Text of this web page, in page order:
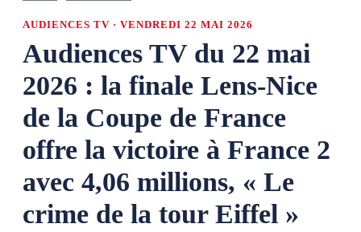
AUDIENCES TV · VENDREDI 22 MAI 2026
Audiences TV du 22 mai
2026 : la finale Lens-Nice
de la Coupe de France
offre la victoire à France 2
avec 4,06 millions, « Le
crime de la tour Eiffel »